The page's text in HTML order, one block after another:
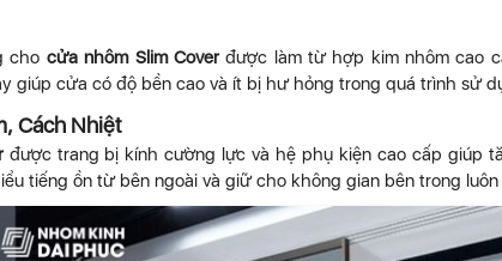
cho cửa nhôm Slim Coverđược làm từ hợp kim nhôm cao
giúp cửa có độ bền cao và ít bị hư hỏng trong quá trình sử
Cách Nhiệt
được trang bị kính cường lực và hệ phụ kiện cao cấp giúp
tiếng ồn từ bên ngoài và giữ cho không gian bên trong luôn